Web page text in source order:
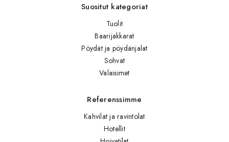
Suositut kategoriat
Tuolit
Baarijakkarat
Pöydät ja pöydänjalat
Sohvat
Valaisimet
Referenssimme
Kahvilat ja ravintolat
Hotellit